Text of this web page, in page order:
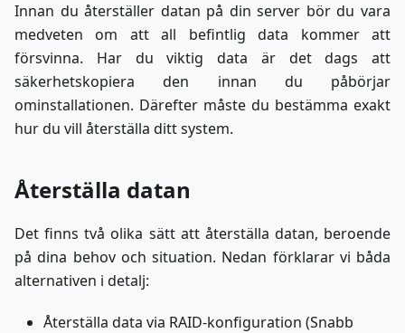
Innan du återställer datan på din server bör du vara
medveten om att all befintlig data kommer att
försvinna. Har du viktig data är det dags att
säkerhetskopiera den innan du påbörjar
ominstallationen. Därefter måste du bestämma exakt
hur du vill återställa ditt system.
Återställa datan
Det finns två olika sätt att återställa datan, beroende
på dina behov och situation. Nedan förklarar vi båda
alternativen i detalj:
Återställa data via RAID-konfiguration (Snabb